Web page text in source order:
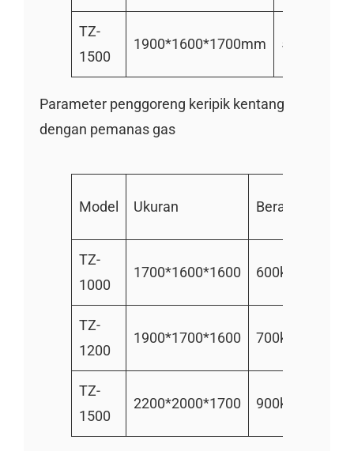
TZ-
1500
1900*1600*1700mm 580kg
Parameter penggoreng keripik kentang
dengan pemanas gas
Model Ukuran Berat
TZ-
1000
1700*1600*1600 600kg
TZ-
1200
1900*1700*1600 700kg
TZ-
1500
2200*2000*1700 900kg